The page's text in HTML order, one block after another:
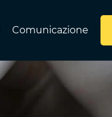
Comunicazione